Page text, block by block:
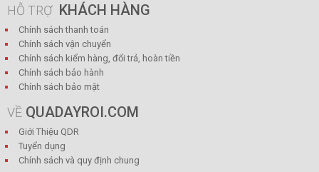
HỖ TRỢ KHÁCH HÀNG
Chính sách thanh toán
Chính sách vận chuyển
Chính sách kiểm hàng, đổi trả, hoàn tiền
Chính sách bảo hành
Chính sách bảo mật
VỀ QUADAYROI.COM
Giới Thiệu QDR
Tuyển dụng
Chính sách và quy định chung